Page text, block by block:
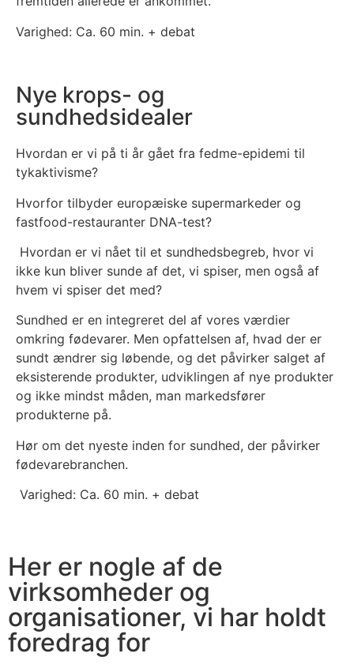
Varighed: Ca. 60 min. + debat
Nye krops- og
sundhedsidealer
Hvordan er vi på ti år gået fra fedme-epidemi til
tykaktivisme?
Hvorfor tilbyder europæiske supermarkeder og
fastfood-restauranter DNA-test?
Hvordan er vi nået til et sundhedsbegreb, hvor vi
ikke kun bliver sunde af det, vi spiser, men også af
hvem vi spiser det med?
Sundhed er en integreret del af vores værdier
omkring fødevarer. Men opfattelsen af, hvad der er
sundt ændrer sig løbende, og det påvirker salget af
eksisterende produkter, udviklingen af nye produkter
og ikke mindst måden, man markedsfører
produkterne på.
Hør om det nyeste inden for sundhed, der påvirker
fødevarebranchen.
Varighed: Ca. 60 min. + debat
Her er nogle af de
virksomheder og
organisationer, vi har holdt
foredrag for